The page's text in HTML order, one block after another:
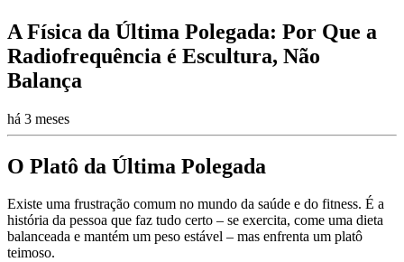
A Física da Última Polegada: Por Que a
Radiofrequência é Escultura, Não
Balança
há 3 meses
O Platô da Última Polegada
Existe uma frustração comum no mundo da saúde e do fitness. É a
história da pessoa que faz tudo certo – se exercita, come uma dieta
balanceada e mantém um peso estável – mas enfrenta um platô
teimoso.